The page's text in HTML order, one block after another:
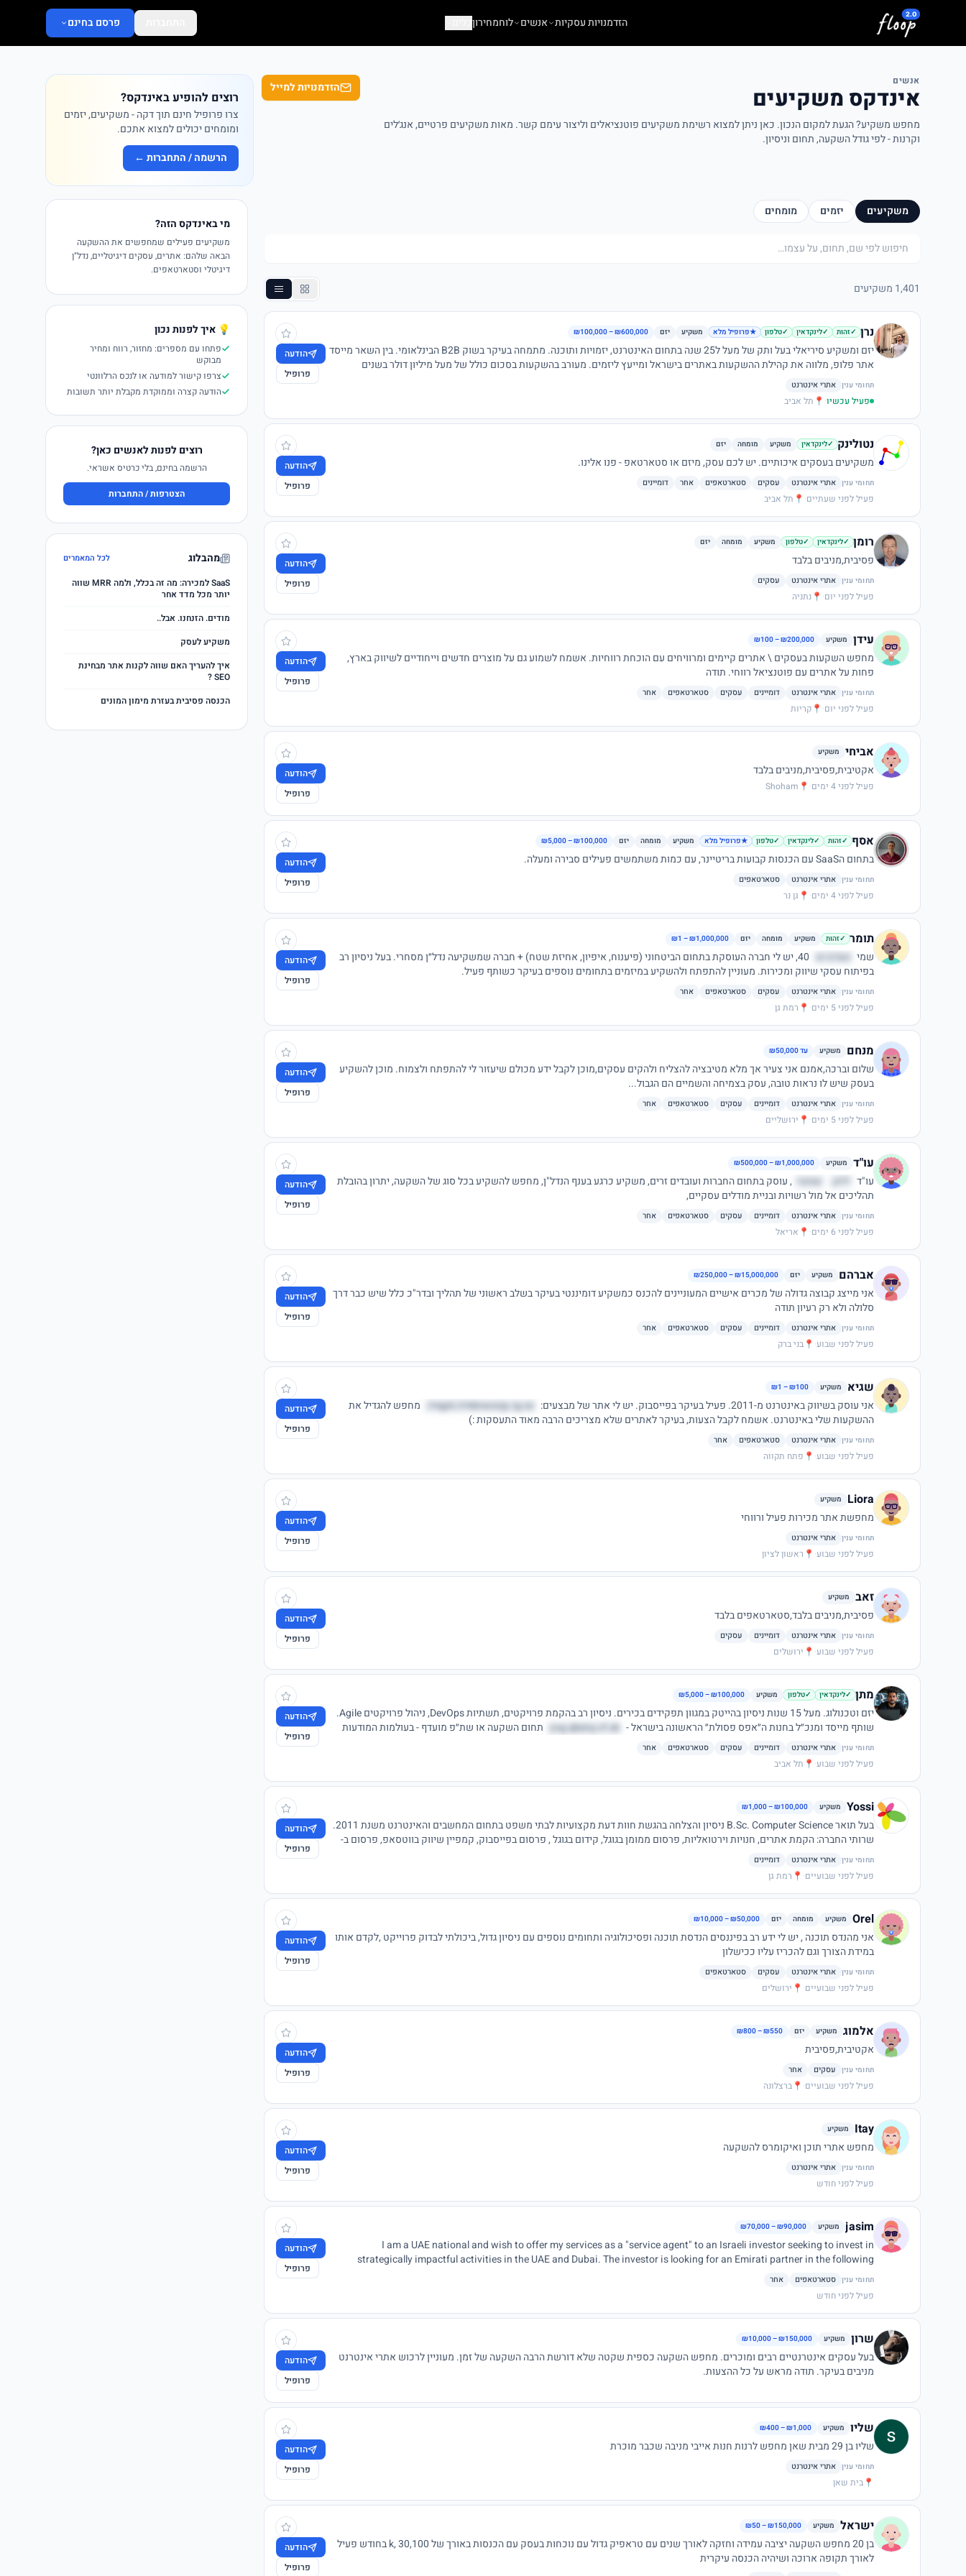
דלג לתוכן המרכזי
הזדמנויות עסקיות אנשים לוחמחירוןכלים פרסם בחינם
אנשים
אינדקס משקיעים
מחפש משקיע? הגעת למקום הנכון. כאן ניתן למצוא רשימת משקיעים פוטנציאלים וליצור עימם קשר. מאות משקיעים פרטיים, אנג׳לים
וקרנות - לפי גודל השקעה, תחום וניסיון.
הזדמנויות למייל
רוצים להופיע באינדקס?
צרו פרופיל חינם תוך דקה - משקיעים, יזמים
ומומחים יכולים למצוא אתכם.
הרשמה / התחברות ←
משקיעים יזמים מומחים
חיפוש
1,401 משקיעים
נרן ✓זהות ✓לינקדאין ✓טלפון ★פרופיל מלא משקיע יזם ₪100,000 – ₪600,000
יזם ומשקיע סיריאלי בעל ותק של מעל ל25 שנה בתחום האינטרנט, יזמויות ותוכנה. מתמחה בעיקר בשוק B2B הבינלאומי. בין השאר מייסד
אתר פלופ, מלווה את קהילת ההשקעות באתרים בישראל ומייעץ ליזמים. מעורב בהשקעות בסכום כולל של מעל מיליון דולר בשנים
האחרונות באתרי אינטרנט בלבד. מעוניין לשמוע על השקעות באתרי אינטרנט מניבים בלבד, רצוי לקהל הבינלאומי.
תחומי ענין אתרי אינטרנט
פעיל עכשיו·
📍 תל אביב
הודעה
פרופיל
נטולינק ✓לינקדאין משקיע מומחה יזם
משקיעים בעסקים איכותיים. יש לכם עסק, מיזם או סטארטאפ - פנו אלינו.
תחומי ענין אתרי אינטרנט עסקים סטארטאפים אחר דומיינים
פעיל לפני שעתיים·
📍 תל אביב
הודעה
פרופיל
רומן ✓לינקדאין ✓טלפון משקיע מומחה יזם
פסיבית,מניבים בלבד
תחומי ענין אתרי אינטרנט עסקים
פעיל לפני יום·
📍 נתניה
הודעה
פרופיל
עידן משקיע ₪100 – ₪200,000
מחפש השקעות בעסקים \ אתרים קיימים ומרוויחים עם הוכחת רווחיות. אשמח לשמוע גם על מוצרים חדשים וייחודיים לשיווק בארץ,
פחות על אתרים עם פוטנציאל רווחי. תודה
תחומי ענין אתרי אינטרנט דומיינים עסקים סטארטאפים אחר
פעיל לפני יום·
📍 קריות
הודעה
פרופיל
אביחי משקיע
אקטיבית,פסיבית,מניבים בלבד
פעיל לפני 4 ימים ·
📍
Shoham
הודעה
פרופיל
אסף ✓זהות ✓לינקדאין ✓טלפון ★פרופיל מלא משקיע מומחה יזם ₪5,000 – ₪100,000
בתחום הSaaS עם הכנסות קבועות בריטיינר, עם כמות משתמשים פעילים סבירה ומעלה.
תחומי ענין אתרי אינטרנט סטארטאפים
פעיל לפני 4 ימים ·
📍 גן נר
הודעה
פרופיל
תומר ✓זהות משקיע מומחה יזם ₪1 – ₪1,000,000
שמי נשדמ וט
40, יש לי חברה העוסקת בתחום הביטחוני (פיענוח, איפיון, אחיזת שטח) + חברה שמשקיעה נדל״ן מסחרי. בעל ניסיון רב
בפיתוח עסקי שיווק ומכירות. מעוניין להתפתח ולהשקיע במיזמים בתחומים נוספים בעיקר כשותף פעיל.
תחומי ענין אתרי אינטרנט עסקים סטארטאפים אחר
פעיל לפני 5 ימים ·
📍 רמת גן
הודעה
פרופיל
מנחם משקיע עד ₪50,000
שלום וברכה,אמנם אני צעיר אך מלא מטיבציה להצליח ולהקים עסקים,מוכן לקבל ידע מכולם שיעזור לי להתפתח ולצמוח. מוכן להשקיע
בעסק שיש לו נראות טובה, עסק בצמיחה והשמיים הם הגבול...
תחומי ענין אתרי אינטרנט דומיינים עסקים סטארטאפים אחר
פעיל לפני 5 ימים ·
📍 ירושליים
הודעה
פרופיל
עו"ד משקיע ₪500,000 – ₪1,000,000
עו"ד ילזק שמצר
, עוסק בתחום החברות ועובדים זרים, משקיע כרגע בענף הנדל"ן, מחפש להשקיע בכל סוג של השקעה, יתרון בהובלת
תהליכים אל מול רשויות ובניית מודלים עסקיים,
תחומי ענין אתרי אינטרנט דומיינים עסקים סטארטאפים אחר
פעיל לפני 6 ימים ·
📍 אריאל
הודעה
פרופיל
אברהם משקיע יזם ₪250,000 – ₪15,000,000
אני מייצג קבוצה גדולה של מכרים אישיים המעוניינים להכנס כמשקיע דומיננטי בעיקר בשלב ראשוני של תהליך ובדר"כ כלל שיש כבר דרך
סלולה ולא רק רעיון תודה
תחומי ענין אתרי אינטרנט דומיינים עסקים סטארטאפים אחר
פעיל לפני שבוע·
📍 בני ברק
הודעה
פרופיל
שגיא משקיע ₪1 – ₪100
אני עוסק בשיווק באינטרנט מ-2011. פעיל בעיקר בפייסבוק. יש לי אתר של מבצעים: mgst://mbnwsvjy.rg.sx/
מחפש להגדיל את
ההשקעות שלי באינטרנט. אשמח לקבל הצעות, בעיקר לאתרים שלא מצריכים הרבה מאוד התעסקות :)
תחומי ענין אתרי אינטרנט סטארטאפים אחר
פעיל לפני שבוע·
📍 פתח תקווה
הודעה
פרופיל
Liora משקיע
מחפשת אתר מכירות פעיל ורווחי
תחומי ענין אתרי אינטרנט
פעיל לפני שבוע·
📍 ראשון לציון
הודעה
פרופיל
זאב משקיע
פסיבית,מניבים בלבד,סטארטאפים בלבד
תחומי ענין אתרי אינטרנט דומיינים עסקים
פעיל לפני שבוע·
📍 ירושלים
הודעה
פרופיל
מתן ✓לינקדאין ✓טלפון משקיע ₪5,000 – ₪100,000
יזם וטכנולוג. מעל 15 שנות ניסיון בהייטק במגוון תפקידים בכירים. ניסיון רב בהקמת פרויקטים, תשתיות DevOps, ניהול פרויקטים Agile.
שותף מייסד ומנכ״ל בחנות ה״אפס פסולת״ הראשונה בישראל - yvg.qbeixj.vf.sk תחום השקעה או שת״פ מועדף - בעולמות המודעות
והקיימות הסביבתית והחברתית.
תחומי ענין אתרי אינטרנט דומיינים עסקים סטארטאפים אחר
פעיל לפני שבוע·
📍 תל אביב
הודעה
פרופיל
Yossi משקיע ₪1,000 – ₪100,000
בעל תואר B.Sc. Computer Science ניסיון והצלחה בהגשת חוות דעת מקצועיות לבתי משפט בתחום המחשבים והאינטרנט משנת 2011.
שרותי החברה: הקמת אתרים, חנויות וירטואליות, פרסום ממומן בגוגל, קידום בגוגל , פרסום בפייסבוק, קמפיין שיווק בווטסאפ, פרסום ב-
WAZE, הקמה וניהול עמודי פייסבוק, הדרכות לעסקים וחברות, הקמת ערוץ יוטיוב, שיווק בטוויטר, הפקת סרטוני וידאו, שרותי יעוץ לעסקים
וחברות.
תחומי ענין אתרי אינטרנט דומיינים
פעיל לפני שבועיים·
📍 רמת גן
הודעה
פרופיל
Orel משקיע מומחה יזם ₪10,000 – ₪50,000
אני מהנדס תוכנה , יש לי ידע רב בפיננסים הנדסת תוכנה ופסיכולוגיה ותחומים נוספים עם ניסיון גדול, ביכולתי לבדוק פרוייקט ,לקדם אותו
במידת הצורך וגם להכריז עליו ככישלון
תחומי ענין אתרי אינטרנט עסקים סטארטאפים
פעיל לפני שבועיים·
📍 ירושלים
הודעה
פרופיל
אלמוג משקיע יזם ₪800 – ₪550
אקטיבית,פסיבית
תחומי ענין עסקים אחר
פעיל לפני שבועיים·
📍 ברצלונה
הודעה
פרופיל
Itay משקיע
מחפש אתרי תוכן ואיקומרס להשקעה
תחומי ענין אתרי אינטרנט
פעיל לפני חודש
הודעה
פרופיל
jasim משקיע ₪70,000 – ₪90,000
I am a UAE national and wish to offer my services as a "service agent" to an Israeli investor seeking to invest in
strategically impactful activities in the UAE and Dubai. The investor is looking for an Emirati partner in the following
are kindly requested to reach me via email at:
תחומי ענין סטארטאפים אחר
פעיל לפני חודש
הודעה
פרופיל
שרון משקיע ₪10,000 – ₪150,000
בעל עסקים אינטרנטיים רבים ומוכרים. מחפש השקעה כספית שקטה שלא דורשת הרבה השקעה של זמן. מעוניין לרכוש אתרי אינטרנט
מניבים בעיקר. תודה מראש על כל ההצעות.
הודעה
פרופיל
שליו משקיע ₪400 – ₪1,000
שליו בן 29 מבית שאן מחפש לרנות חנות אייבי מניבה שכבר מוכרת
תחומי ענין אתרי אינטרנט
📍 בית שאן
הודעה
פרופיל
ישראל משקיע ₪50 – ₪150,000
בן 20 מחפש השקעה יציבה עמידה וחזקה לאורך שנים עם טראפיק גדול עם נוכחות בעסק עם הכנסות באורך של 30,100 ,k בחודש פעיל
לאורך תקופה ארוכה ושיהיה הכנסה עיקרית
הודעה
פרופיל
מי באינדקס הזה?
משקיעים פעילים שמחפשים את ההשקעה
הבאה שלהם: אתרים, עסקים דיגיטליים, נדל"ן
דיגיטלי וסטארטאפים.
💡 איך לפנות נכון
פתחו עם מספרים: מחזור, רווח ומחיר
מבוקש
צרפו קישור למודעה או לנכס הרלוונטי
הודעה קצרה וממוקדת מקבלת יותר תשובות
רוצים לפנות לאנשים כאן?
הרשמה בחינם, בלי כרטיס אשראי.
הצטרפות / התחברות
מהבלוג לכל המאמרים
SaaS למכירה: מה זה בכלל, ולמה MRR שווה
יותר מכל מדד אחר
מודים. הזנחנו. אבל..
משקיע לעסק
איך להעריך האם שווה לקנות אתר מבחינת
SEO ?
הכנסה פסיבית בעזרת מימון המונים